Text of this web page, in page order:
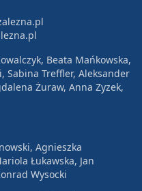
Beata Mańkowska,
Sabina Treffler, Aleksander
Żuraw, Anna Zyzek,
Agnieszka
Łukawska, Jan
Wysocki